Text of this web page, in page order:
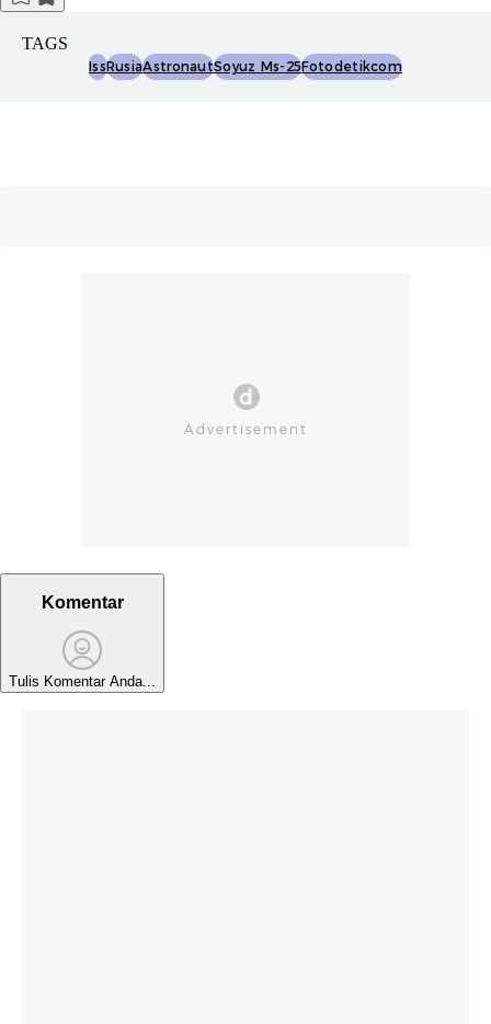
TAGS
IssRusiaAstronautSoyuz Ms-25Fotodetikcom
Komentar
Tulis Komentar Anda...